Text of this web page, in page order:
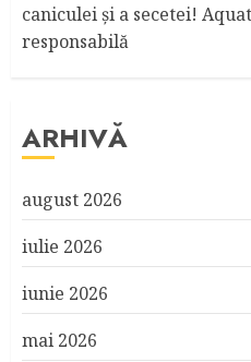
caniculei şi a secetei!
responsabilă
ARHIVĂ
august 2026
iulie 2026
iunie 2026
mai 2026